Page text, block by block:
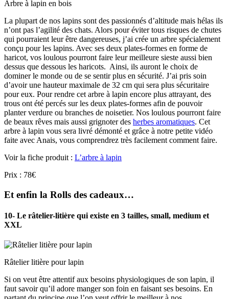
Arbre à lapin en bois
La plupart de nos lapins sont des passionnés d’altitude mais hélas ils
n’ont pas l’agilité des chats. Alors pour éviter tous risques de chutes
qui pourraient leur être dangereuses, j’ai crée un arbre spécialement
conçu pour les lapins. Avec ses deux plates-formes en forme de
haricot, vos loulous pourront faire leur meilleure sieste aussi bien
dessus que dessous les haricots. Ainsi, ils auront le choix de
dominer le monde ou de se sentir plus en sécurité. J’ai pris soin
d’avoir une hauteur maximale de 32 cm qui sera plus sécuritaire
pour eux. Pour rendre cet arbre à lapin encore plus attrayant, des
trous ont été percés sur les deux plates-formes afin de pouvoir
planter verdure ou branches de noisetier. Nos loulous pourront faire
de beaux rêves mais aussi grignoter des herbes aromatiques. Cet
arbre à lapin vous sera livré démonté et grâce à notre petite vidéo
faite avec Anais, vous comprendrez très facilement comment faire.
Voir la fiche produit : L’arbre à lapin
Prix : 78€
Et enfin la Rolls des cadeaux…
10- Le râtelier-litière qui existe en 3 tailles, small, medium et
XXL
Râtelier litière pour lapin
Si on veut être attentif aux besoins physiologiques de son lapin, il
faut savoir qu’il adore manger son foin en faisant ses besoins. En